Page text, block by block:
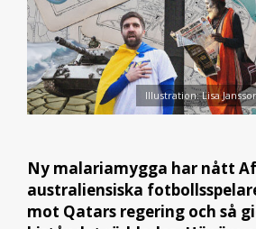
Illustration: Lisa
Ny malariamygga har nått
australiensiska
mot Qatars regering och så